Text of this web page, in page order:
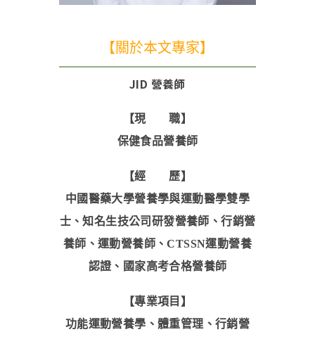
【關於本文專家】
JID 營養師
【現 職】
保健食品營養師
【經 歷】
中國醫藥大學營養學與運動醫學雙學
士、知名生技公司研發營養師、行銷營
養師、運動營養師、CTSSN運動營養
認證、國家高考合格營養師
【專業項目】
功能運動營養學、體重管理、行銷營